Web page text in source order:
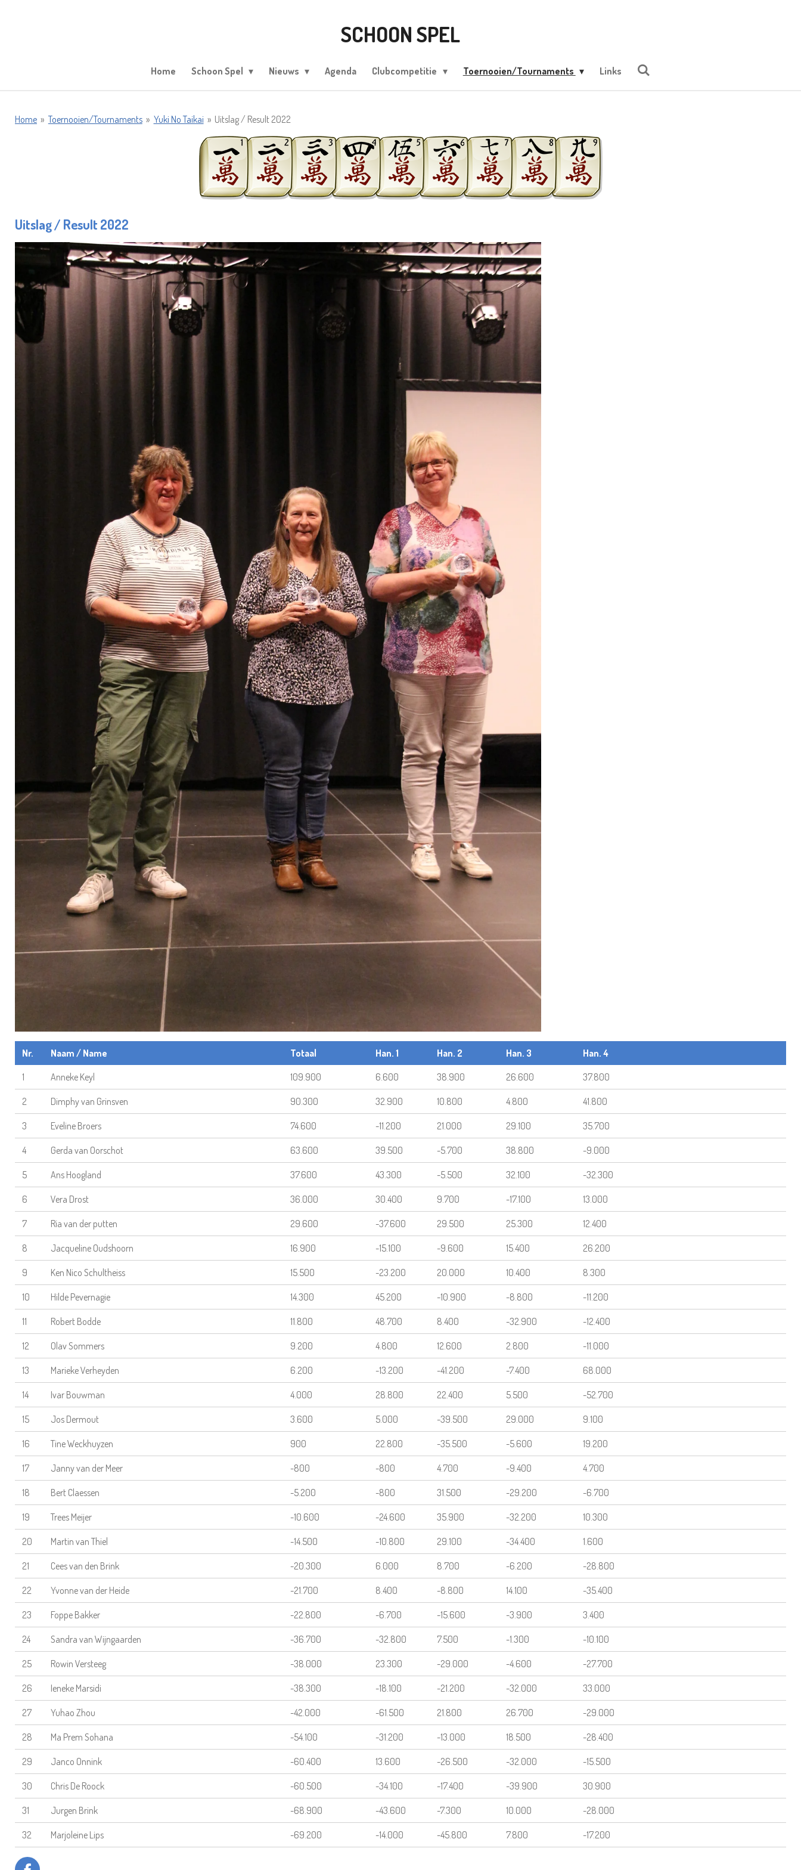
SCHOON SPEL
Home Schoon Spel Nieuws Agenda Clubcompetitie Toernooien/Tournaments Links
Home » Toernooien/Tournaments » Yuki No Taikai » Uitslag / Result 2022
Uitslag / Result 2022
Nr. Naam / Name Totaal Han. 1 Han. 2 Han. 3
Han. 4
1
Anneke Keyl 109.900 6.600 38.900 26.600 37.800
2 Dimphy van Grinsven 90.300 32.900 10.800 4.800 41.800
3 Eveline Broers 74.600 -11.200 21.000 29.100 35.700
4 Gerda van Oorschot 63.600 39.500 -5.700 38.800 -9.000
5 Ans Hoogland 37.600 43.300 -5.500 32.100 -32.300
6 Vera Drost 36.000 30.400 9.700 -17.100 13.000
7 Ria van der putten 29.600 -37.600 29.500 25.300 12.400
8 Jacqueline Oudshoorn 16.900 -15.100 -9.600 15.400 26.200
9 Ken Nico Schultheiss 15.500 -23.200 20.000 10.400 8.300
10 Hilde Pevernagie 14.300 45.200 -10.900 -8.800 -11.200
11 Robert Bodde 11.800 48.700 8.400 -32.900 -12.400
12 Olav Sommers 9.200 4.800 12.600 2.800 -11.000
13 Marieke Verheyden 6.200 -13.200 -41.200 -7.400 68.000
14 Ivar Bouwman 4.000 28.800 22.400 5.500 -52.700
15 Jos Dermout 3.600 5.000 -39.500 29.000 9.100
16 Tine Weckhuyzen 900 22.800 -35.500 -5.600 19.200
17 Janny van der Meer -800 -800 4.700 -9.400 4.700
18 Bert Claessen -5.200 -800 31.500 -29.200 -6.700
19 Trees Meijer -10.600 -24.600 35.900 -32.200 10.300
20 Martin van Thiel -14.500 -10.800 29.100 -34.400 1.600
21 Cees van den Brink -20.300 6.000 8.700 -6.200 -28.800
22 Yvonne van der Heide -21.700 8.400 -8.800 14.100 -35.400
23 Foppe Bakker -22.800 -6.700 -15.600 -3.900 3.400
24 Sandra van Wijngaarden -36.700 -32.800 7.500 -1.300 -10.100
25 Rowin Versteeg -38.000 23.300 -29.000 -4.600 -27.700
26 Ieneke Marsidi -38.300 -18.100 -21.200 -32.000 33.000
27 Yuhao Zhou -42.000 -61.500 21.800 26.700 -29.000
28 Ma Prem Sohana -54.100 -31.200 -13.000 18.500 -28.400
29 Janco Onnink -60.400 13.600 -26.500 -32.000 -15.500
30 Chris De Roock -60.500 -34.100 -17.400 -39.900 30.900
31 Jurgen Brink -68.900 -43.600 -7.300 10.000 -28.000
32 Marjoleine Lips -69.200 -14.000 -45.800 7.800 -17.200